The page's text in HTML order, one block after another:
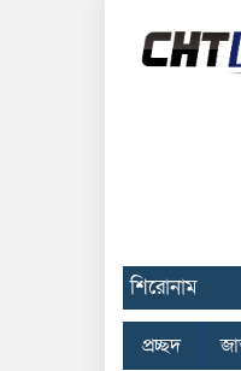
শিরোনাম
প্রচ্ছদ